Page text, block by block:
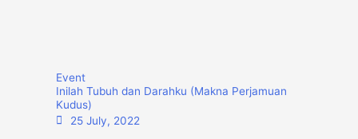
Event
Inilah Tubuh dan Darahku (Makna Perjamuan
Kudus)
25 July, 2022